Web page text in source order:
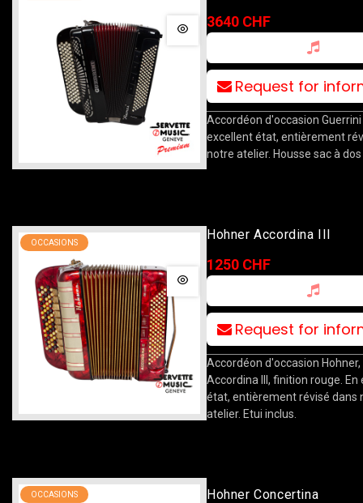
3640 CHF
Request for
Accordéon d'occasion
excellent état, entièrement
notre atelier. Housse sac à
OCCASIONS
Hohner Accordina III
1250 CHF
Request for
Accordéon d'occasion
Accordina III, finition rouge. En
état, entièrement révisé dans
atelier. Etui inclus.
OCCASIONS Hohner Concertina